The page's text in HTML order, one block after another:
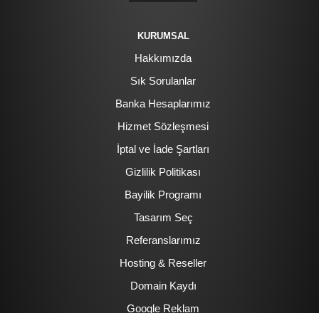
KURUMSAL
Hakkımızda
Sık Sorulanlar
Banka Hesaplarımız
Hizmet Sözleşmesi
İptal ve İade Şartları
Gizlilik Politikası
Bayilik Programı
Tasarım Seç
Referanslarımız
Hosting & Reseller
Domain Kaydı
Google Reklam